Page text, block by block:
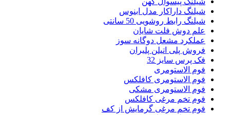
شیلنگ داراکار مدل ابنوس
شیلنگ رابط روشویی 50 سانتی
علم دوش فلت شایان
عملکرد مشعل دوگانه سوز
فروش پلی اتیلن پلیران
فک پرس سایز 32
فوم الاستومری
فوم الاستومری کافلکس
فوم الاستومری مشکی
فوم تخم مرغی کافلکس
فوم تخم مرغی گرمایش از کف